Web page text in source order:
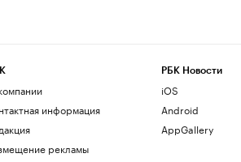
информация
рекламы
РБК Новости
iOS
Android
AppGallery